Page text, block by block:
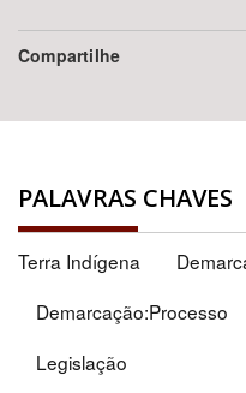
Compartilhe
PALAVRAS CHAVES
Terra Indígena
Demarcação:Processo
Legislação